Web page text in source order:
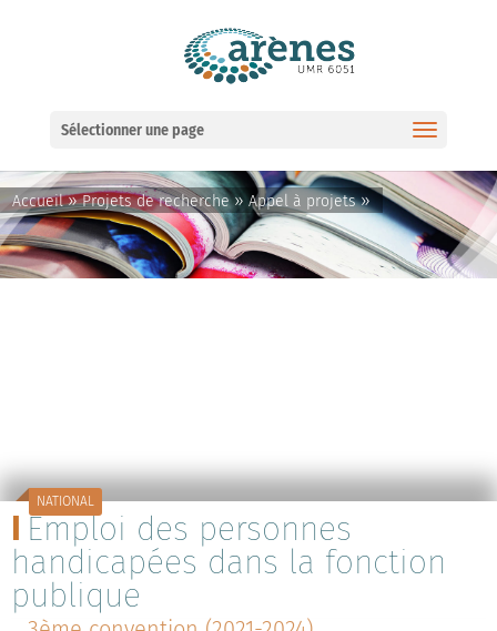
Sélectionner une page
Accueil»Projets de recherche»Appel à projets»
NATIONAL
Emploi des personnes
handicapées dans la fonction
publique